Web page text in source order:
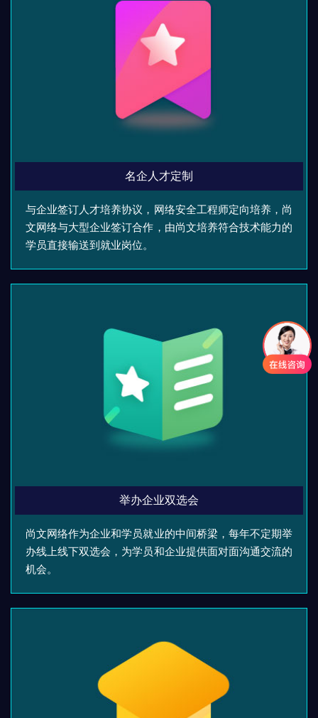
名企人才定制
与企业签订人才培养协议，网络安全工程师定向培养，尚
文网络与大型企业签订合作，由尚文培养符合技术能力的
学员直接输送到就业岗位。
举办企业双选会
尚文网络作为企业和学员就业的中间桥梁，每年不定期举
办线上线下双选会，为学员和企业提供面对面沟通交流的
机会。